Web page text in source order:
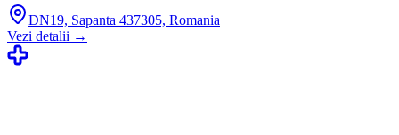
DN19, Sapanta 437305, Romania
Vezi detalii →